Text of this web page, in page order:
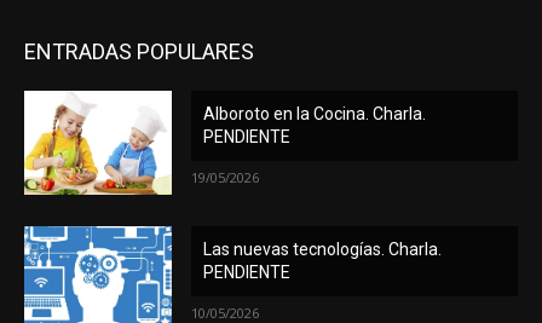
ENTRADAS POPULARES
Alboroto en la Cocina. Charla.
PENDIENTE
19/05/2026
Las nuevas tecnologías. Charla.
PENDIENTE
10/05/2026